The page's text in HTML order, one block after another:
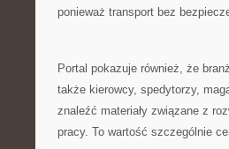
ponieważ transport bez
Portal pokazuje również, że
także kierowcy, spedytorzy,
znaleźć materiały związane z
pracy. To wartość szczególnie